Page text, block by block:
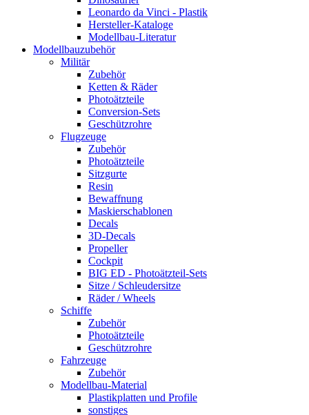
Leonardo da Vinci - Plastik
Hersteller-Kataloge
Modellbau-Literatur
Modellbauzubehör
Militär
Zubehör
Ketten & Räder
Photoätzteile
Conversion-Sets
Geschützrohre
Flugzeuge
Zubehör
Photoätzteile
Sitzgurte
Resin
Bewaffnung
Maskierschablonen
Decals
3D-Decals
Propeller
Cockpit
BIG ED - Photoätzteil-Sets
Sitze / Schleudersitze
Räder / Wheels
Schiffe
Zubehör
Photoätzteile
Geschützrohre
Fahrzeuge
Zubehör
Modellbau-Material
Plastikplatten und Profile
sonstiges